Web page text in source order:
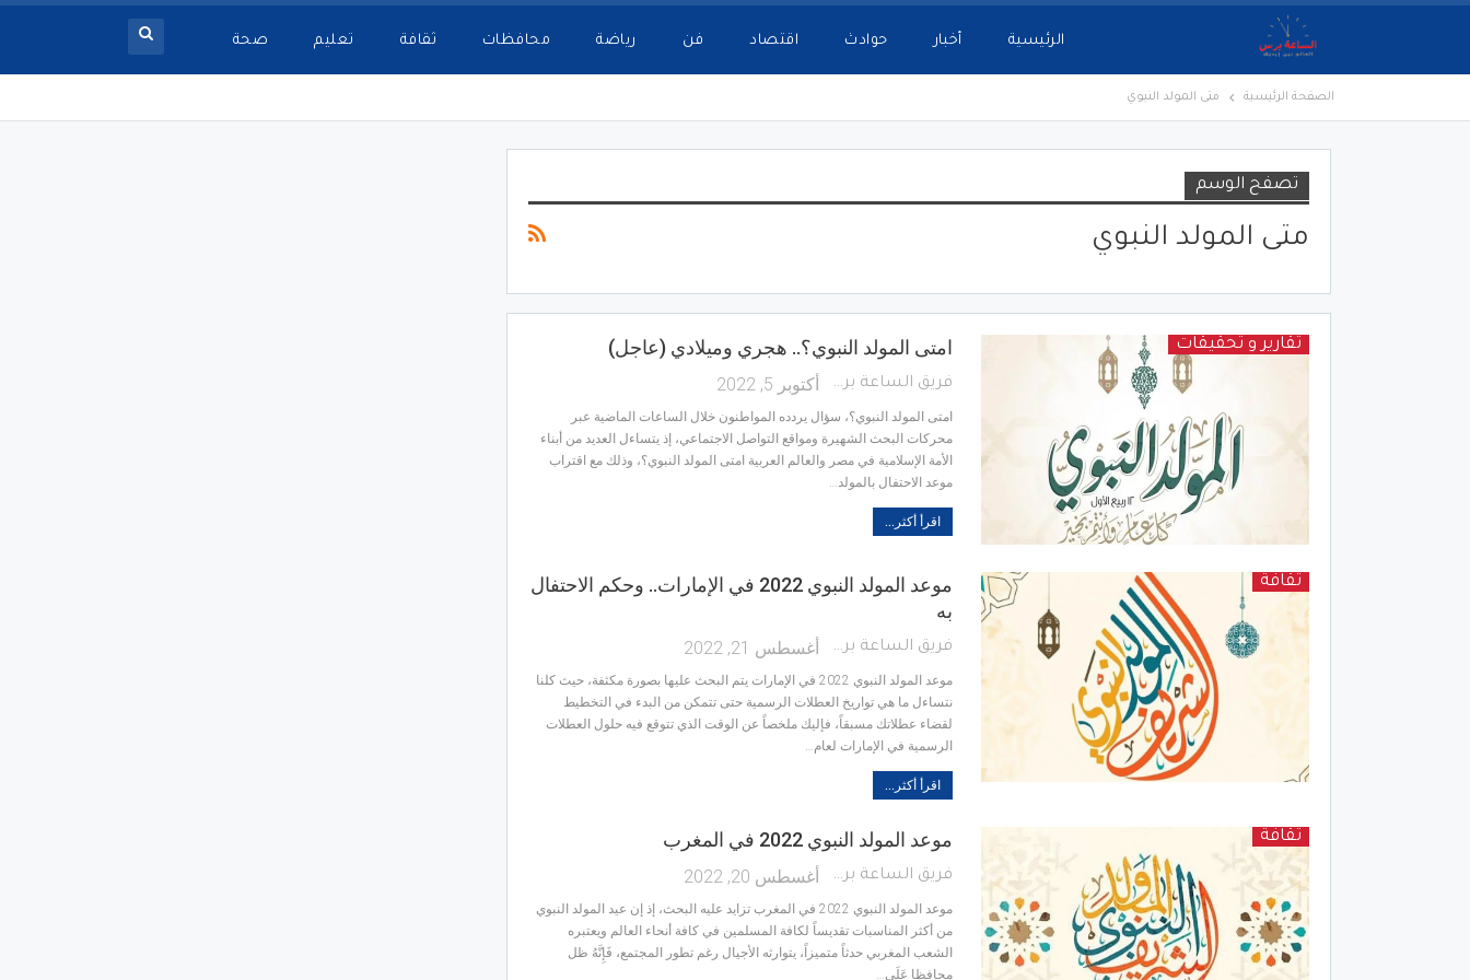
الرئيسية أخبار حوادث اقتصاد فن رياضة محافظات ثقافة تعليم صحة
الصفحة الرئيسية متى المولد النبوي
تصفح الوسم
متى المولد النبوي
تقارير و تحقيقات امتى المولد النبوي؟.. هجري وميلادي (عاجل)
فريق الساعة برس أكتوبر 5, 2022
امتى المولد النبوي؟، سؤال يردده المواطنون خلال الساعات الماضية عبر
محركات البحث الشهيرة ومواقع التواصل الاجتماعي، إذ يتساءل العديد من أبناء
الأمة الإسلامية في مصر والعالم العربية امتى المولد النبوي؟، وذلك مع اقتراب
موعد الاحتفال بالمولد…
اقرأ أكثر...
ثقافة
موعد المولد النبوي 2022 في الإمارات.. وحكم الاحتفال
به
فريق الساعة برس أغسطس 21, 2022
موعد المولد النبوي 2022 في الإمارات يتم البحث عليها بصورة مكثفة، حيث كلنا
نتساءل ما هي تواريخ العطلات الرسمية حتى تتمكن من البدء في التخطيط
لقضاء عطلاتك مسبقاً، فإليك ملخصاً عن الوقت الذي تتوقع فيه حلول العطلات
الرسمية في الإمارات لعام…
اقرأ أكثر...
ثقافة موعد المولد النبوي 2022 في المغرب
فريق الساعة برس أغسطس 20, 2022
موعد المولد النبوي 2022 في المغرب تزايد عليه البحث، إذ إن عيد المولد النبوي
من أكثر المناسبات تقديساً لكافة المسلمين في كافة أنحاء العالم ويعتبره
الشعب المغربي حدثاً متميزاً، يتوارثه الأجيال رغم تطور المجتمع، فَإِنَّهُ ظل
محافظا عَلَى…